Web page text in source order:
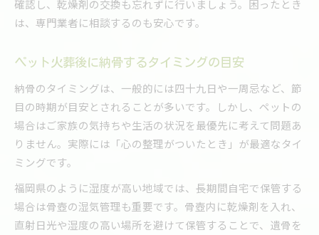
確認し、乾燥剤の交換も忘れずに行いましょう。困ったとき
は、専門業者に相談するのも安心です。
ペット火葬後に納骨するタイミングの目安
納骨のタイミングは、一般的には四十九日や一周忌など、節
目の時期が目安とされることが多いです。しかし、ペットの
場合はご家族の気持ちや生活の状況を最優先に考えて問題あ
りません。実際には「心の整理がついたとき」が最適なタイ
ミングです。
福岡県のように湿度が高い地域では、長期間自宅で保管する
場合は骨壺の湿気管理も重要です。骨壺内に乾燥剤を入れ、
直射日光や湿度の高い場所を避けて保管することで、遺骨を